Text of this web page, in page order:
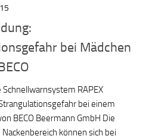
bei Mädchen
Schnellwarnsystem RAPEX
bei einem
BECO Beermann GmbH Die
können sich bei